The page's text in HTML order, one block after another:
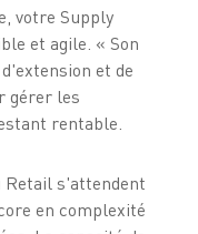
votre Supply
et agile. « Son
et de
gérer les
rentable.
Retail s'attendent
en complexité